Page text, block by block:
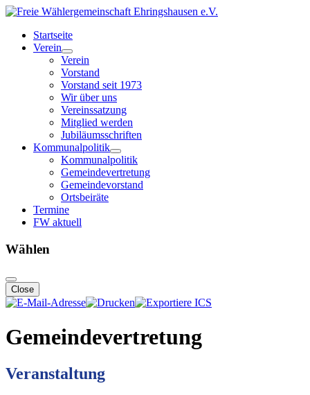
Startseite
Verein
Verein
Vorstand
Vorstand seit 1973
Wir über uns
Vereinssatzung
Mitglied werden
Jubiläumsschriften
Kommunalpolitik
Kommunalpolitik
Gemeindevertretung
Gemeindevorstand
Ortsbeiräte
Termine
FW aktuell
Wählen
Close
Gemeindevertretung
Veranstaltung